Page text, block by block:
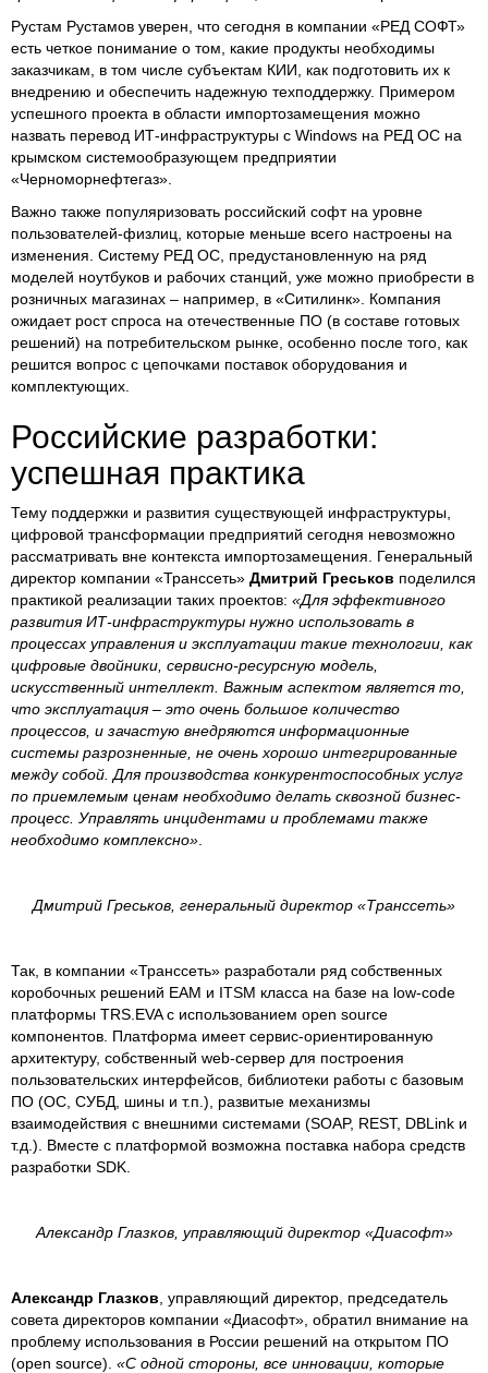
Рустам Рустамов уверен, что сегодня в компании «РЕД СОФТ»
есть четкое понимание о том, какие продукты необходимы
заказчикам, в том числе субъектам КИИ, как подготовить их к
внедрению и обеспечить надежную техподдержку. Примером
успешного проекта в области импортозамещения можно
назвать перевод ИТ-инфраструктуры с Windows на РЕД ОС на
крымском системообразующем предприятии
«Черноморнефтегаз».
Важно также популяризовать российский софт на уровне
пользователей-физлиц, которые меньше всего настроены на
изменения. Систему РЕД ОС, предустановленную на ряд
моделей ноутбуков и рабочих станций, уже можно приобрести в
розничных магазинах – например, в «Ситилинк». Компания
ожидает рост спроса на отечественные ПО (в составе готовых
решений) на потребительском рынке, особенно после того, как
решится вопрос с цепочками поставок оборудования и
комплектующих.
Российские разработки:
успешная практика
Тему поддержки и развития существующей инфраструктуры,
цифровой трансформации предприятий сегодня невозможно
рассматривать вне контекста импортозамещения. Генеральный
директор компании «Транссеть» Дмитрий Греськов поделился
практикой реализации таких проектов: «Для эффективного
развития ИТ-инфраструктуры нужно использовать в
процессах управления и эксплуатации такие технологии, как
цифровые двойники, сервисно-ресурсную модель,
искусственный интеллект. Важным аспектом является то,
что эксплуатация – это очень большое количество
процессов, и зачастую внедряются информационные
системы разрозненные, не очень хорошо интегрированные
между собой. Для производства конкурентоспособных услуг
по приемлемым ценам необходимо делать сквозной бизнес-
процесс. Управлять инцидентами и проблемами также
необходимо комплексно»
Дмитрий Греськов, генеральный директор «Транссеть»
Так, в компании «Транссеть» разработали ряд собственных
коробочных решений EAM и ITSM класса на базе на low-code
платформы TRS.EVA с использованием open source
компонентов. Платформа имеет сервис-ориентированную
архитектуру, собственный web-сервер для построения
пользовательских интерфейсов, библиотеки работы с базовым
ПО (ОС, СУБД, шины и т.п.), развитые механизмы
взаимодействия с внешними системами (SOAP, REST, DBLink и
т.д.). Вместе с платформой возможна поставка набора средств
разработки SDK.
Александр Глазков, управляющий директор «Диасофт»
Александр Глазков , управляющий директор, председатель
совета директоров компании «Диасофт», обратил внимание на
проблему использования в России решений на открытом ПО
(open source). «С одной стороны, все инновации, которые